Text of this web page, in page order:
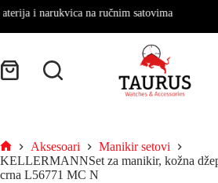
i narukvica na ručnim satovima
Aksesoari
Manikir setovi
KELLERMANNSet za manikir, kožna
crna L56771 MC N